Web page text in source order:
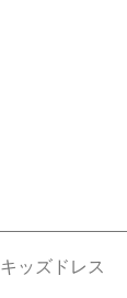
キッズドレス